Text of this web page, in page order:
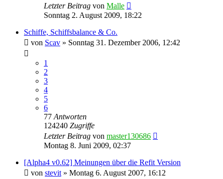
Letzter Beitrag von Malle
Sonntag 2. August 2009, 18:22
Schiffe, Schiffsbalance & Co.
von Scav » Sonntag 31. Dezember 2006, 12:42
1
2
3
4
5
6
77 Antworten
124240 Zugriffe
Letzter Beitrag von master130686
Montag 8. Juni 2009, 02:37
[Alpha4 v0.62] Meinungen über die Refit Version
von stevit » Montag 6. August 2007, 16:12